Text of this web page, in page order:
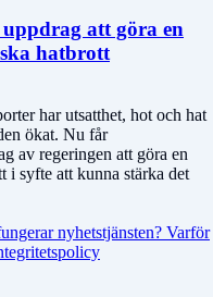
att göra en
hatbrott
har utsatthet, hot och hat
ökat. Nu får
av regeringen att göra en
i syfte att kunna stärka det
nyhetstjänsten? Varför